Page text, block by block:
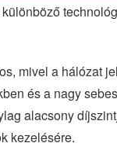
mivel a hálózat
és a nagy
alacsony
kezelésére.